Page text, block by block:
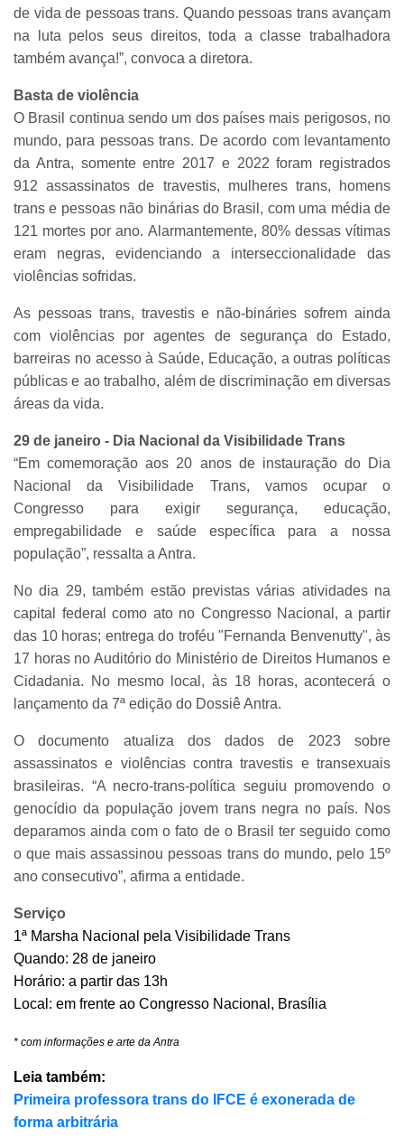
de vida de pessoas trans. Quando pessoas trans avançam
na luta pelos seus direitos, toda a classe trabalhadora
também avança!”, convoca a diretora.
Basta de violência
O Brasil continua sendo um dos países mais perigosos, no
mundo, para pessoas trans. De acordo com levantamento
da Antra, somente entre 2017 e 2022 foram registrados
912 assassinatos de travestis, mulheres trans, homens
trans e pessoas não binárias do Brasil, com uma média de
121 mortes por ano. Alarmantemente, 80% dessas vítimas
eram negras, evidenciando a interseccionalidade das
violências sofridas.
As pessoas trans, travestis e não-bináries sofrem ainda
com violências por agentes de segurança do Estado,
barreiras no acesso à Saúde, Educação, a outras políticas
públicas e ao trabalho, além de discriminação em diversas
áreas da vida.
29 de janeiro - Dia Nacional da Visibilidade Trans
“Em comemoração aos 20 anos de instauração do Dia
Nacional da Visibilidade Trans, vamos ocupar o
Congresso para exigir segurança, educação,
empregabilidade e saúde específica para a nossa
população”, ressalta a Antra.
No dia 29, também estão previstas várias atividades na
capital federal como ato no Congresso Nacional, a partir
das 10 horas; entrega do troféu "Fernanda Benvenutty", às
17 horas no Auditório do Ministério de Direitos Humanos e
Cidadania. No mesmo local, às 18 horas, acontecerá o
lançamento da 7ª edição do Dossiê Antra.
O documento atualiza dos dados de 2023 sobre
assassinatos e violências contra travestis e transexuais
brasileiras. “A necro-trans-política seguiu promovendo o
genocídio da população jovem trans negra no país. Nos
deparamos ainda com o fato de o Brasil ter seguido como
o que mais assassinou pessoas trans do mundo, pelo 15º
ano consecutivo”, afirma a entidade.
Serviço
1ª Marsha Nacional pela Visibilidade Trans
Quando: 28 de janeiro
Horário: a partir das 13h
Local: em frente ao Congresso Nacional, Brasília
* com informações e arte da Antra
Leia também:
Primeira professora trans do IFCE é exonerada de
forma arbitrária